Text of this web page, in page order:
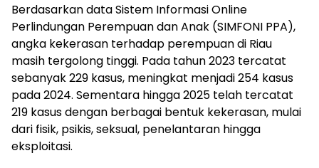
Berdasarkan data Sistem Informasi Online
Perlindungan Perempuan dan Anak (SIMFONI PPA),
angka kekerasan terhadap perempuan di Riau
masih tergolong tinggi. Pada tahun 2023 tercatat
sebanyak 229 kasus, meningkat menjadi 254 kasus
pada 2024. Sementara hingga 2025 telah tercatat
219 kasus dengan berbagai bentuk kekerasan, mulai
dari fisik, psikis, seksual, penelantaran hingga
eksploitasi.